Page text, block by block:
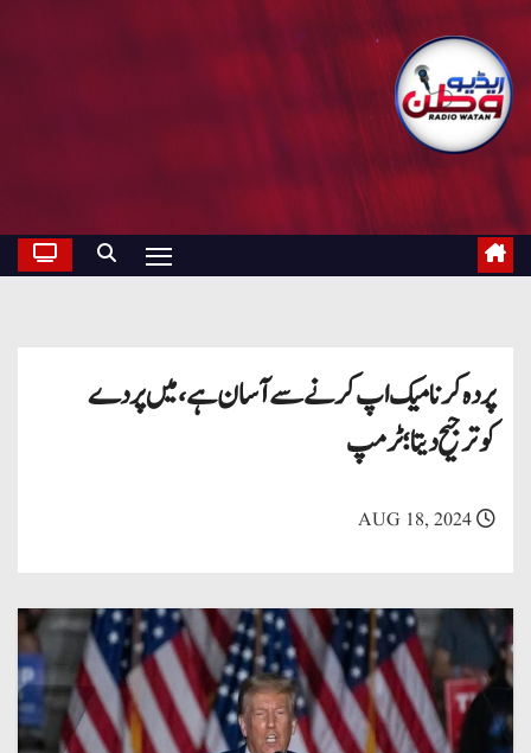
پردہ کرنا میک اپ کرنے سے آسان ہے، میں پردے
کوترجیح دیتا؛ ٹرمپ
AUG 18, 2024